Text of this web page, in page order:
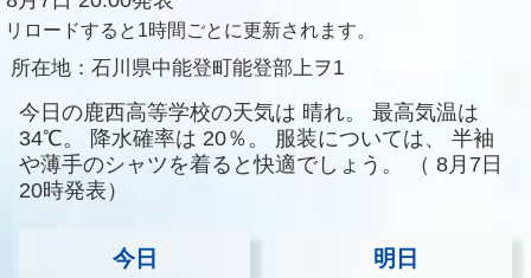
リロードすると1時間ごとに更新されます。
所在地： 石川県中能登町能登部上ヲ1
今日の鹿西高等学校の天気は 晴れ。
最高気温は
34℃。
降水確率は 20％。 服装については、
半袖
や薄手のシャツを着ると快適でしょう。
（ 8月7日
20時発表）
今日 明日